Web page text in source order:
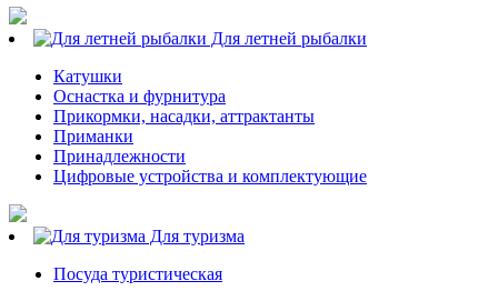
Для летней рыбалки
Катушки
Оснастка и фурнитура
Прикормки, насадки, аттрактанты
Приманки
Принадлежности
Цифровые устройства и комплектующие
Для туризма
Посуда туристическая